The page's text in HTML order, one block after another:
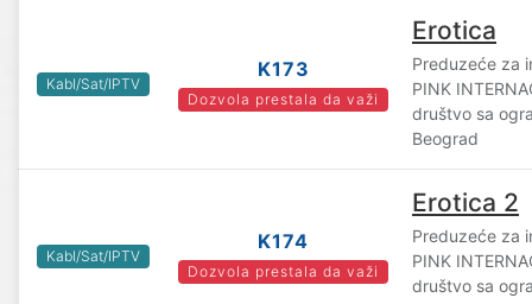
Kabl/Sat/IPTV
K173
Dozvola prestala da važi
Erotica
Preduzeće za
PINK
društvo sa
Beograd
Kabl/Sat/IPTV
K174
Dozvola prestala da važi
Erotica 2
Preduzeće za
PINK
društvo sa